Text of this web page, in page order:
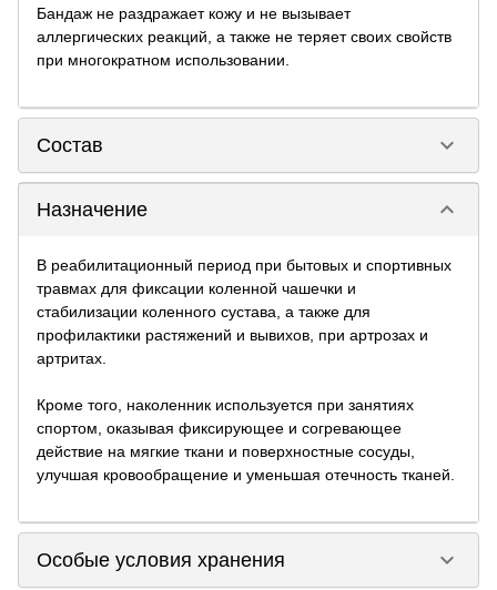
Бандаж не раздражает кожу и не вызывает
аллергических реакций, а также не теряет своих свойств
при многократном использовании.
Состав keyboard_arrow_down
Назначение keyboard_arrow_down
В реабилитационный период при бытовых и спортивных
травмах для фиксации коленной чашечки и
стабилизации коленного сустава, а также для
профилактики растяжений и вывихов, при артрозах и
артритах.
Кроме того, наколенник используется при занятиях
спортом, оказывая фиксирующее и согревающее
действие на мягкие ткани и поверхностные сосуды,
улучшая кровообращение и уменьшая отечность тканей.
Особые условия хранения keyboard_arrow_down